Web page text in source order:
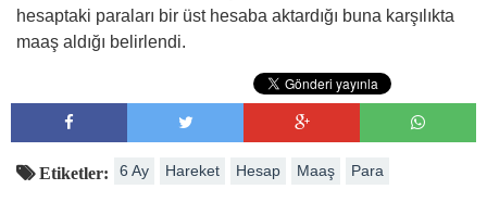
hesaptaki paraları bir üst hesaba aktardığı buna karşılıkta
maaş aldığı belirlendi.
Etiketler: 6 Ay Hareket Hesap Maaş Para